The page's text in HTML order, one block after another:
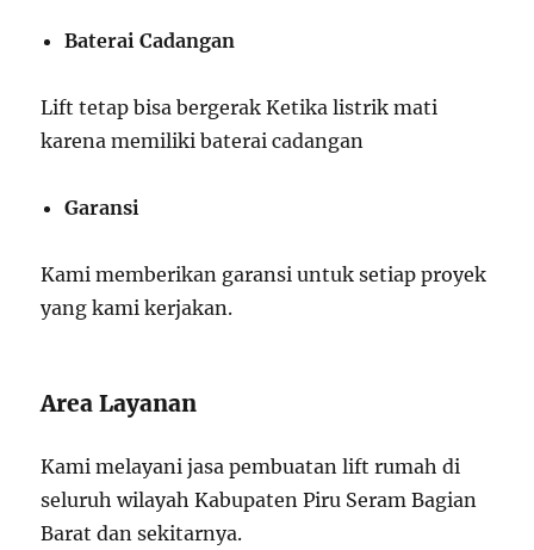
Baterai Cadangan
Lift tetap bisa bergerak Ketika listrik mati
karena memiliki baterai cadangan
Garansi
Kami memberikan garansi untuk setiap proyek
yang kami kerjakan.
Area Layanan
Kami melayani jasa pembuatan lift rumah di
seluruh wilayah Kabupaten Piru Seram Bagian
Barat dan sekitarnya.